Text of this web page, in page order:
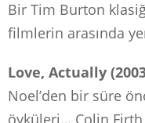
Bir Tim Burton
filmlerin arasında
Love, Actually
Noel’den bir süre
öyküleri… Colin